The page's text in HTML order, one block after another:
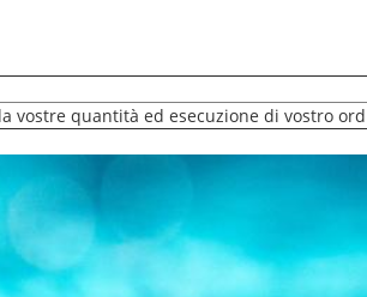
vostre quantità ed esecuzione di vostro